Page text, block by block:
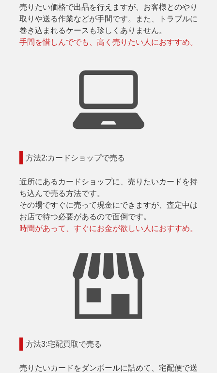
売りたい価格で出品を行えますが、お客様とのやり
取りや送る作業などが手間です。また、トラブルに
巻き込まれるケースも珍しくありません。
手間を惜しんででも、高く売りたい人におすすめ。
方法2:カードショップで売る
近所にあるカードショップに、売りたいカードを持
ち込んで売る方法です。
その場ですぐに売って現金にできますが、査定中は
お店で待つ必要があるので面倒です。
時間があって、すぐにお金が欲しい人におすすめ。
方法3:宅配買取で売る
売りたいカードをダンボールに詰めて、宅配便で送